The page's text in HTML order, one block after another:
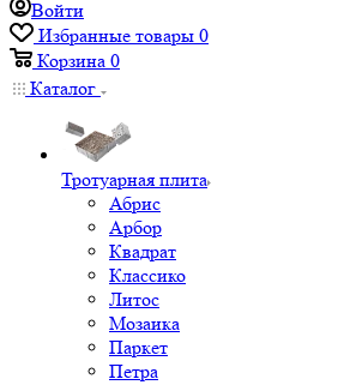
Войти
Избранные товары 0
Корзина 0
Каталог
Тротуарная плита
Абрис
Арбор
Квадрат
Классико
Литос
Мозаика
Паркет
Петра